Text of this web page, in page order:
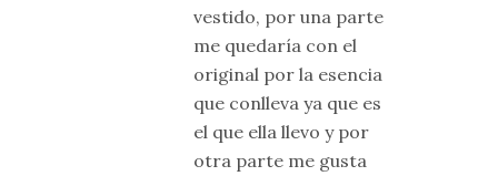
vestido, por una parte
me quedaría con el
original por la esencia
que conlleva ya que es
el que ella llevo y por
otra parte me gusta